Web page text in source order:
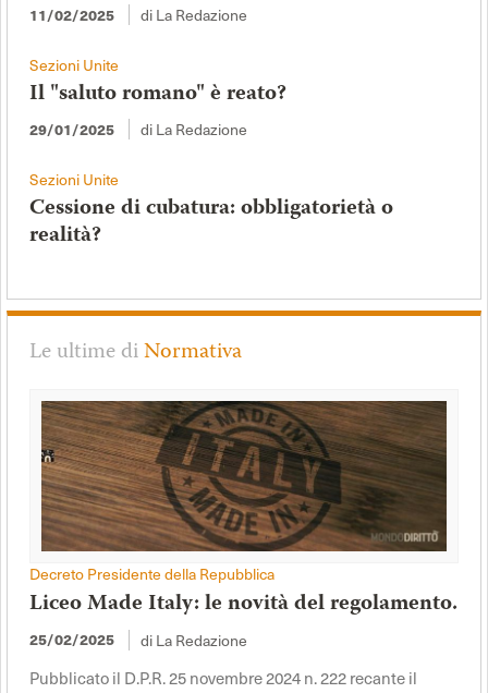
11/02/2025 di La Redazione
Sezioni Unite
Il "saluto romano" è reato?
29/01/2025 di La Redazione
Sezioni Unite
Cessione di cubatura: obbligatorietà o
realità?
Le ultime diNormativa
Decreto Presidente della Repubblica
Liceo Made Italy: le novità del regolamento.
25/02/2025 di La Redazione
Pubblicato il D.P.R. 25 novembre 2024 n. 222 recante il